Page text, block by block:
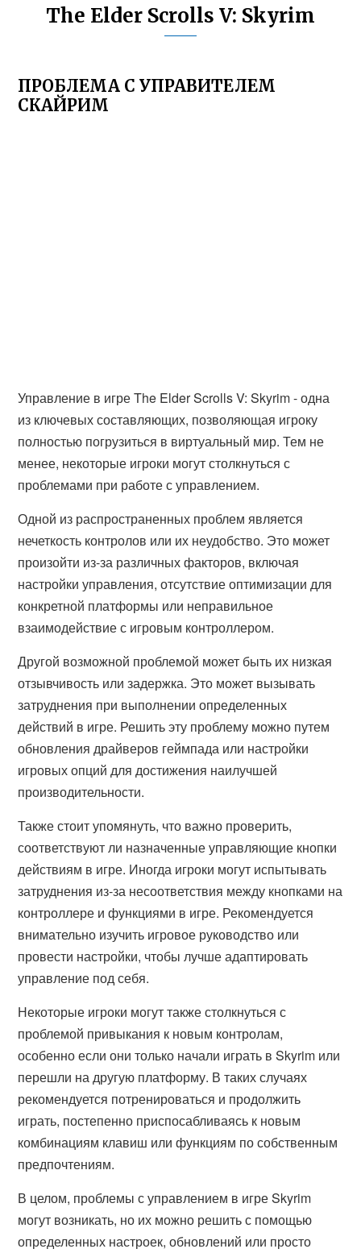
The Elder Scrolls V: Skyrim
ПРОБЛЕМА С УПРАВИТЕЛЕМ
СКАЙРИМ
Управление в игре The Elder Scrolls V: Skyrim - одна
из ключевых составляющих, позволяющая игроку
полностью погрузиться в виртуальный мир. Тем не
менее, некоторые игроки могут столкнуться с
проблемами при работе с управлением.
Одной из распространенных проблем является
нечеткость контролов или их неудобство. Это может
произойти из-за различных факторов, включая
настройки управления, отсутствие оптимизации для
конкретной платформы или неправильное
взаимодействие с игровым контроллером.
Другой возможной проблемой может быть их низкая
отзывчивость или задержка. Это может вызывать
затруднения при выполнении определенных
действий в игре. Решить эту проблему можно путем
обновления драйверов геймпада или настройки
игровых опций для достижения наилучшей
производительности.
Также стоит упомянуть, что важно проверить,
соответствуют ли назначенные управляющие кнопки
действиям в игре. Иногда игроки могут испытывать
затруднения из-за несоответствия между кнопками на
контроллере и функциями в игре. Рекомендуется
внимательно изучить игровое руководство или
провести настройки, чтобы лучше адаптировать
управление под себя.
Некоторые игроки могут также столкнуться с
проблемой привыкания к новым контролам,
особенно если они только начали играть в Skyrim или
перешли на другую платформу. В таких случаях
рекомендуется потренироваться и продолжить
играть, постепенно приспосабливаясь к новым
комбинациям клавиш или функциям по собственным
предпочтениям.
В целом, проблемы с управлением в игре Skyrim
могут возникать, но их можно решить с помощью
определенных настроек, обновлений или просто